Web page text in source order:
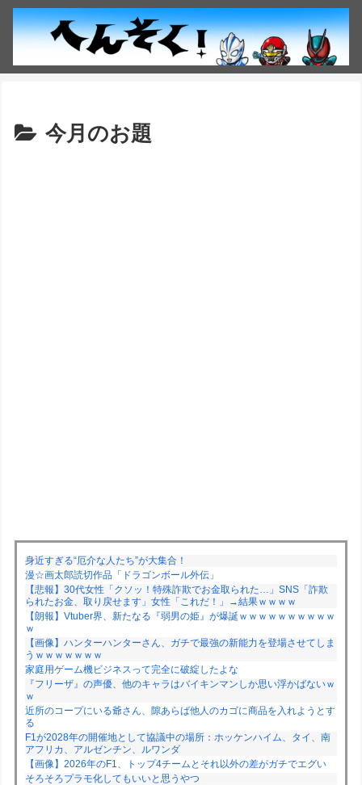
今月のお題
身近すぎる“厄介な人たち”が大集合！
漫☆画太郎読切作品「ドラゴンボール外伝」
【悲報】30代女性「クソッ！特殊詐欺でお金取られた…」SNS「詐欺
られたお金、取り戻せます」女性「これだ！」→結果ｗｗｗｗ
【朗報】Vtuber界、新たなる『弱男の姫』が爆誕ｗｗｗｗｗｗｗｗｗｗ
ｗ
【画像】ハンターハンターさん、ガチで最強の新能力を登場させてしま
うｗｗｗｗｗｗｗ
家庭用ゲーム機ビジネスって完全に破綻したよな
『フリーザ』の声優、他のキャラはバイキンマンしか思い浮かばないｗ
ｗ
近所のコープにいる爺さん、隙あらば他人のカゴに商品を入れようとす
る
F1が2028年の開催地として協議中の場所：ホッケンハイム、タイ、南
アフリカ、アルゼンチン、ルワンダ
【画像】2026年のF1、トップ4チームとそれ以外の差がガチでエグい
そろそろプラモ化してもいいと思うやつ